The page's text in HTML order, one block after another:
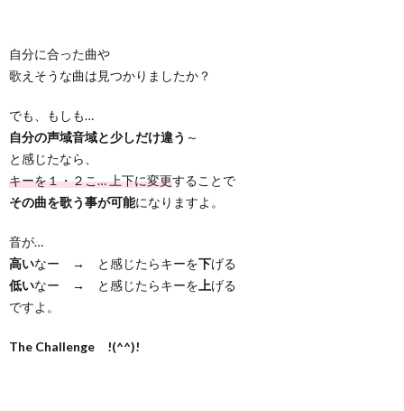
自分に合った曲や
歌えそうな曲は見つかりましたか？
でも、もしも…
自分の声域音域と少しだけ違う ～
と感じたなら、
キーを１・２こ… 上下に変更することで
その曲を歌う事が可能になりますよ。
音が…
高いなー → と感じたらキーを下げる
低いなー → と感じたらキーを 上げる
ですよ。
The Challenge !(^^)!